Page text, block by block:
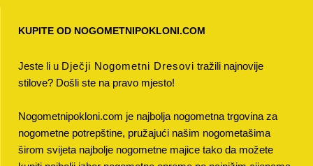
KUPITE OD NOGOMETNIPOKLONI.COM
Jeste li u Dječji Nogometni Dresovi tražili najnovije
stilove? Došli ste na pravo mjesto!
Nogometnipokloni.com je najbolja nogometna trgovina za
nogometne potrepštine, pružajući našim nogometašima
širom svijeta najbolje nogometne majice tako da možete